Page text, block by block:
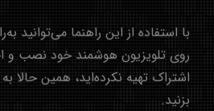
با استفاده از این راهنما می‌توانید
روی تلویزیون هوشمند خود نصب و
اشتراک تهیه نکرده‌اید، همین حالا به
بزنید.